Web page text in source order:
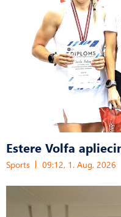
Estere Volfa
Sports 09:12, 1. Aug, 2026